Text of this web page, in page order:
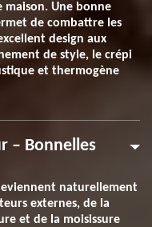
Une bonne
de combattre les
design aux
de style, le crépi
et thermogène
– Bonnelles
naturellement
externes, de la
et de la moisissure